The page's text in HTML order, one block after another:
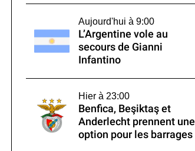
Aujourd'hui à 9:00
L’Argentine vole au
secours de Gianni
Infantino
Hier à 23:00
Benfica, Beşiktaş et
Anderlecht prennent une
option pour les barrages